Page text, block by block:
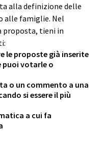
alla definizione delle
alle famiglie. Nel
proposta, tieni in
le proposte già inserite
puoi votarle o
o un commento a una
si essere il più
a cui fa